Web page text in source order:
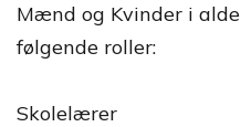
Mænd og Kvinder i
følgende roller:
Skolelærer